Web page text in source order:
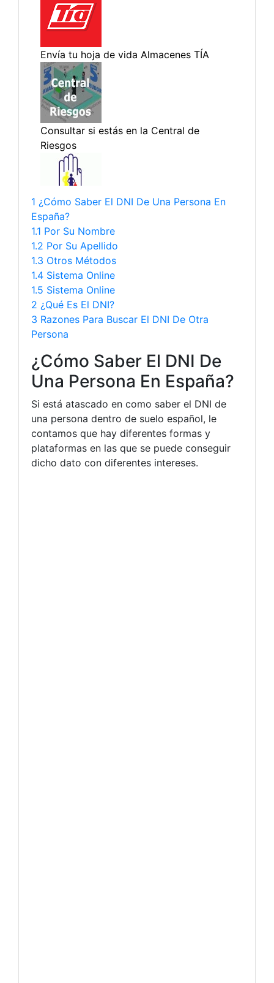
1 ¿Cómo Saber El DNI De Una Persona En
España?
1.1 Por Su Nombre
1.2 Por Su Apellido
1.3 Otros Métodos
1.4 Sistema Online
1.5 Sistema Online
2 ¿Qué Es El DNI?
3 Razones Para Buscar El DNI De Otra
Persona
¿Cómo Saber El DNI De
Una Persona En España?
Si está atascado en como saber el DNI de
una persona dentro de suelo español, le
contamos que hay diferentes formas y
plataformas en las que se puede conseguir
dicho dato con diferentes intereses.